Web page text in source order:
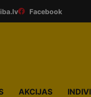
Facebook
AKCIJAS